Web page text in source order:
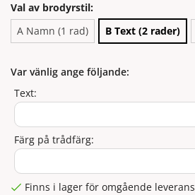
Val av brodyrstil:
A Namn (1 rad)
B Text (2 rader)
Var vänlig ange följande:
Text:
Färg på trådfärg:
Finns i lager för omgående leverans